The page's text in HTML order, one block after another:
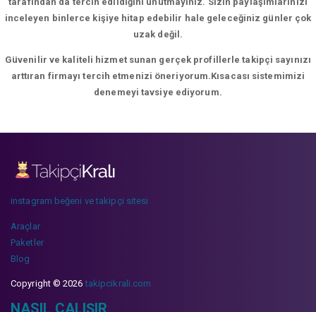
inceleyen binlerce kişiye hitap edebilir hale geleceğiniz günler çok
uzak değil.
Güvenilir ve kaliteli hizmet sunan gerçek profillerle takipçi sayınızı
arttıran firmayı tercih etmenizi öneriyorum.Kısacası sistemimizi
denemeyi tavsiye ediyorum.
instagram beğeni ve takipçi sitesi
Araçlar
Paketler
Blog
Copyright © 2026takipcikrali.com
NASIL ÇALIŞIR